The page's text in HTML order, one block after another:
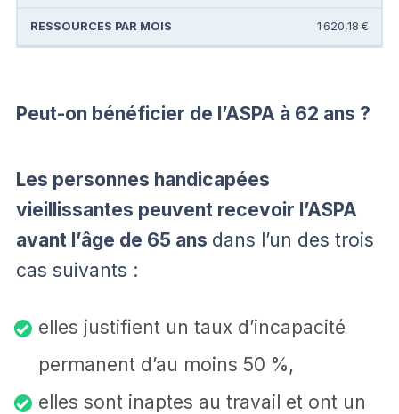
1 620,18 €
Peut-on bénéficier de l’ASPA à 62 ans ?
Les personnes handicapées
vieillissantes peuvent recevoir l’ASPA
avant l’âge de 65 ans dans l’un des trois
cas suivants :
elles justifient un taux d’incapacité
permanent d’au moins 50 %,
elles sont inaptes au travail et ont un